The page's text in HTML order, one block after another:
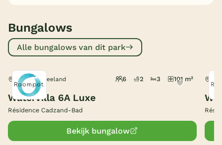
Bungalows
Alle bungalows van dit park
Cadzand, Zeeland 6 2 3 101 m²
Watervilla 6A Luxe
Résidence Cadzand-Bad
Bekijk bungalow